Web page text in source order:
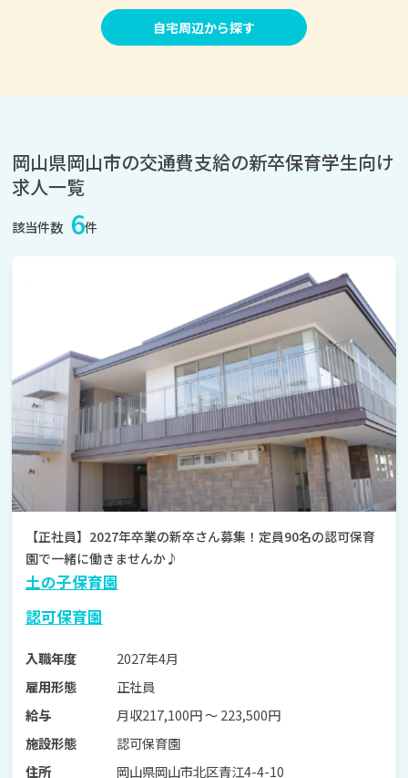
自宅周辺から探す
岡山県岡山市の交通費支給の新卒保育学生向け
求人一覧
該当件数 6件
【正社員】2027年卒業の新卒さん募集！定員90名の認可保育
園で一緒に働きませんか♪
土の子保育園
認可保育園
入職年度
2027年4月
雇用形態
正社員
給与
月収217,100円 〜 223,500円
施設形態
認可保育園
住所
岡山県岡山市北区青江4-4-10